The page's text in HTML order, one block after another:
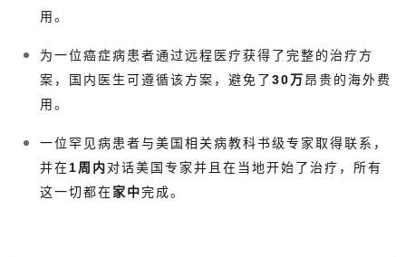
用。
为一位癌症病患者通过远程医疗获得了完整的治疗方
案，国内医生可遵循该方案，避免了30万昂贵的海外费
用。
一位罕见病患者与美国相关病教科书级专家取得联系，
并在1周内对话美国专家并且在当地开始了治疗，所有
这一切都在家中完成。